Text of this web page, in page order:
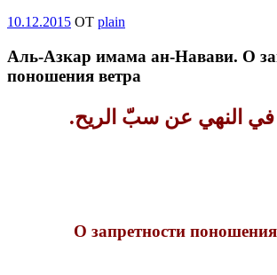
Опубликовано
10.12.2015 OT plain
Аль-Азкар имама ан-Навави. О
поношения ветра
النهي عن سبّ الريح.
О запретности